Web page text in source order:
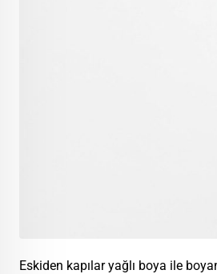
Eskiden kapılar yağlı boya ile